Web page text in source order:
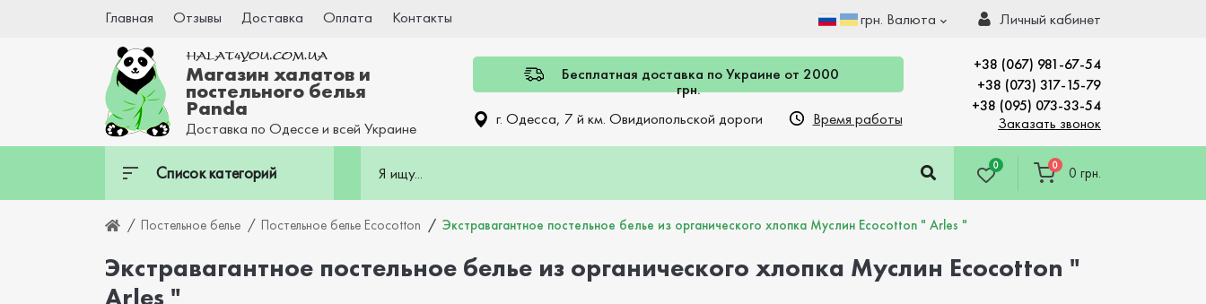
Главная Отзывы Доставка Оплата Контакты грн. Валюта Личный кабинет
Магазин халатов и
постельного белья
Panda
Доставка по Одессе и всей Украине
Бесплатная доставка по Украине от 2000
грн.
г. Одесса, 7 й км. Овидиопольской дороги
Время работы
+38 (067) 981-67-54
+38 (073) 317-15-79
+38 (095) 073-33-54
Заказать звонок
Список категорий 0 0 0 грн.
Постельное белье Постельное белье Ecocotton Экстравагантное постельное белье из органического хлопка Муслин Ecocotton " Arles "
Экстравагантное постельное белье из органического хлопка Муслин Ecocotton "
Arles "